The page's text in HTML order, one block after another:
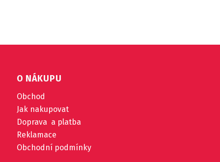
O NÁKUPU
Obchod
Jak nakupovat
Doprava a platba
Reklamace
Obchodní podmínky